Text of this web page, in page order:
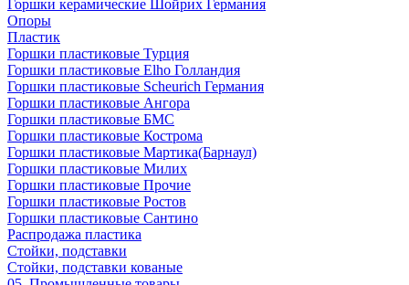
Горшки керамические Шойрих Германия
Опоры
Пластик
Горшки пластиковые Турция
Горшки пластиковые Elho Голландия
Горшки пластиковые Scheuriсh Германия
Горшки пластиковые Ангора
Горшки пластиковые БМС
Горшки пластиковые Кострома
Горшки пластиковые Мартика(Барнаул)
Горшки пластиковые Милих
Горшки пластиковые Прочие
Горшки пластиковые Ростов
Горшки пластиковые Сантино
Распродажа пластика
Стойки, подставки
Стойки, подставки кованые